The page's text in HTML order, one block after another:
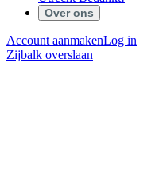
Over ons
Account aanmakenLog in
Zijbalk overslaan